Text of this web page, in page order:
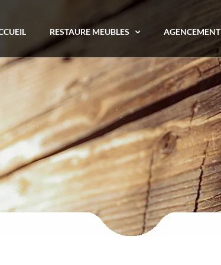
RESTAURE MEUBLES AGENCEMENT